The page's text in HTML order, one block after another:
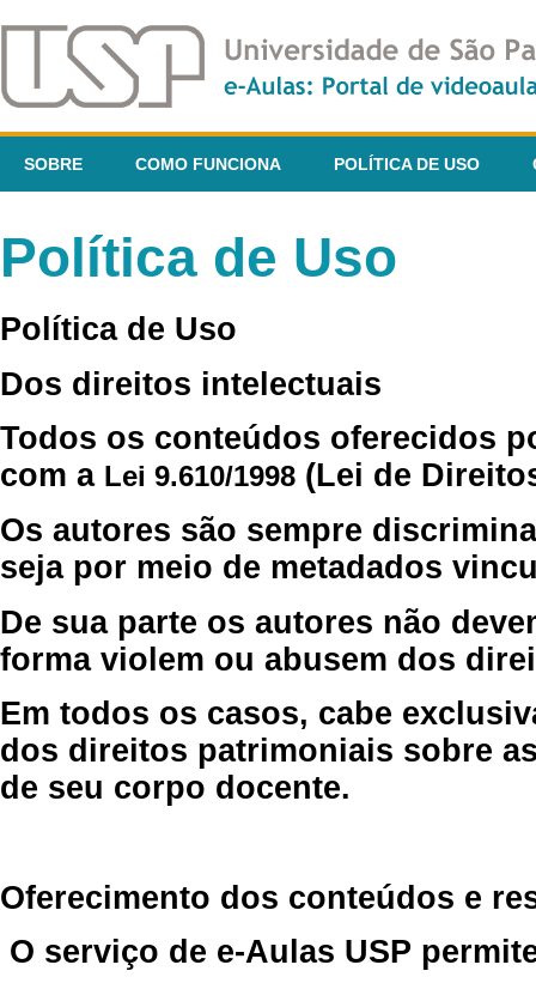
SOBRE COMO FUNCIONA POLÍTICA DE USO
Política de Uso
Política de Uso
Dos direitos intelectuais
Todos os conteúdos oferecidos
com a Lei 9.610/1998 (Lei de
Os autores são sempre
seja por meio de metadados
De sua parte os autores não
forma violem ou abusem dos
Em todos os casos, cabe
dos direitos patrimoniais sobre
de seu corpo docente.
Oferecimento dos conteúdos e
O serviço de e-Aulas USP